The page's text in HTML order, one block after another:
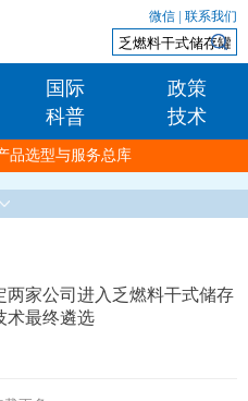
微信 联系我们
国际
政策
科普 技术
品选型与服务总库
两家公司进入乏燃料干式储存
术最终遴选